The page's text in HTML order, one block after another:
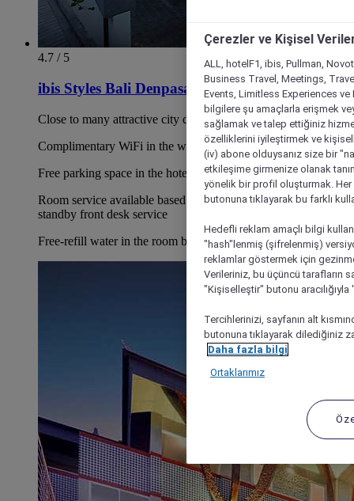
4.7 / 5
ibis Styles Bali Denpasar
Close to many attractive city destinations
Complimentary WiFi in the whole hotel area
Free parking space in the hotel's basement
Room service available based on operational hours & 24-hrs
standby front desk service
Free-refill water in the room by Glasses Jug
Çerezler ve Kişisel
ALL, hotelF1, ibis, Pullman,
Business Travel, Meetings,
Events, Limitless Experiences
bilgilere şu amaçlarla erişmek
sağlamak ve talep ettiğiniz
özelliklerini iyileştirmek ve
(iv) abone olduysanız size bir
etkileşime girmenize olanak
yönelik bir profil oluşturmak.
butonuna tıklayarak bu farklı
Hedefli reklam amaçlı bilgi
"hash"lenmiş (şifrelenmiş)
reklamlar göstermek için
Verileriniz, bu üçüncü tarafların
"Kişiselleştir" butonu
Tercihlerinizi, sayfanın alt
butonuna tıklayarak dilediğiniz
Daha fazla bilgi
Ortaklarımız